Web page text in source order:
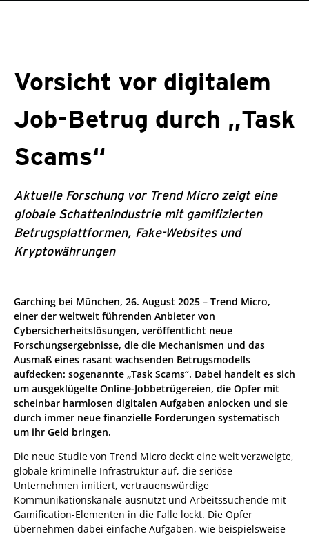
Vorsicht vor digitalem
Job-Betrug durch „Task
Scams“
Aktuelle Forschung vor Trend Micro zeigt eine
globale Schattenindustrie mit gamifizierten
Betrugsplattformen, Fake-Websites und
Kryptowährungen
Garching bei München, 26. August 2025 – Trend Micro,
einer der weltweit führenden Anbieter von
Cybersicherheitslösungen, veröffentlicht neue
Forschungsergebnisse, die die Mechanismen und das
Ausmaß eines rasant wachsenden Betrugsmodells
aufdecken: sogenannte „Task Scams“. Dabei handelt es sich
um ausgeklügelte Online-Jobbetrügereien, die Opfer mit
scheinbar harmlosen digitalen Aufgaben anlocken und sie
durch immer neue finanzielle Forderungen systematisch
um ihr Geld bringen.
Die neue Studie von Trend Micro deckt eine weit verzweigte,
globale kriminelle Infrastruktur auf, die seriöse
Unternehmen imitiert, vertrauenswürdige
Kommunikationskanäle ausnutzt und Arbeitssuchende mit
Gamification-Elementen in die Falle lockt. Die Opfer
übernehmen dabei einfache Aufgaben, wie beispielsweise
Products